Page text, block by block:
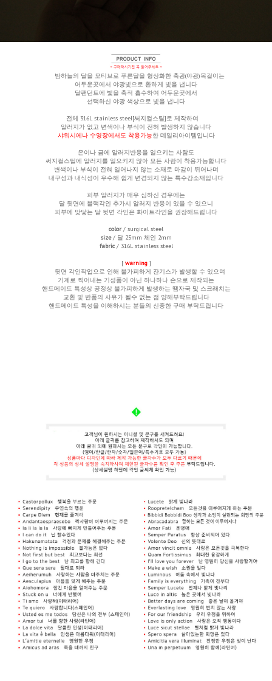
밤하늘의 달을 모티브로 푸른달을 형상화한 축광(야광)목걸이는
어두운곳에서 야광빛으로 환하게 빛을 냅니다
달팬던트에 빛을 축적 흡수하여 어두운곳에서
선택하신 야광 색상으로 빛을 냅니다
전체 316L stainless steel[써지컬스틸]로 제작하여
알러지가 없고 변색이나 부식이 전혀 발생하지 않습니다
샤워시에나 수영장에서도 착용가능한 데일리아이템입니다
은이나 금에 알러지반응을 일으키는 사람도
써지컬스틸에 알러지를 일으키지 않아 모든 사람이 착용가능합니다
변색이나 부식이 전혀 일어나지 않는 소재로 마감이 뛰어나며
내구성과 내식성이 우수해 쉽게 변경되지 않는 특수강소재입니다
피부 알러지가 매우 심하신 경우에는
달 뒷면에 블랙각인 추가시 알러지 반응이 있을 수 있으니
피부에 맞닿는 달 뒷면 각인은 화이트각인을 권장해드립니다
color / surgical steel
size/ 달 25mm 체인 2mm
fabric/ 316L stainless steel
[ warning ]
뒷면 각인작업으로 인해 불가피하게 잔기스가 발생할 수 있으며
기계로 찍어내는 기성품이 아닌 하나하나 손으로 제작되는
핸드메이드 특성상 공정상 불가피하게 발생하는 땜자국 및 스크래치는
교환 및 반품의 사유가 될수 없는 점 양해부탁드립니다
핸드메이드 특성을 이해하시는 분들의 신중한 구매 부탁드립니다